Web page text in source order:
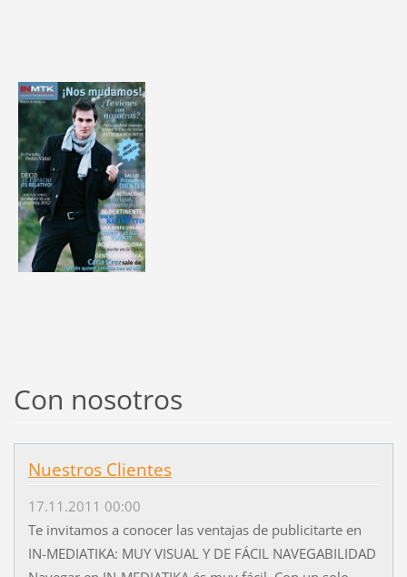
Con nosotros
Nuestros Clientes
17.11.2011 00:00
Te invitamos a conocer las ventajas de publicitarte en
IN-MEDIATIKA: MUY VISUAL Y DE FÁCIL NAVEGABILIDAD